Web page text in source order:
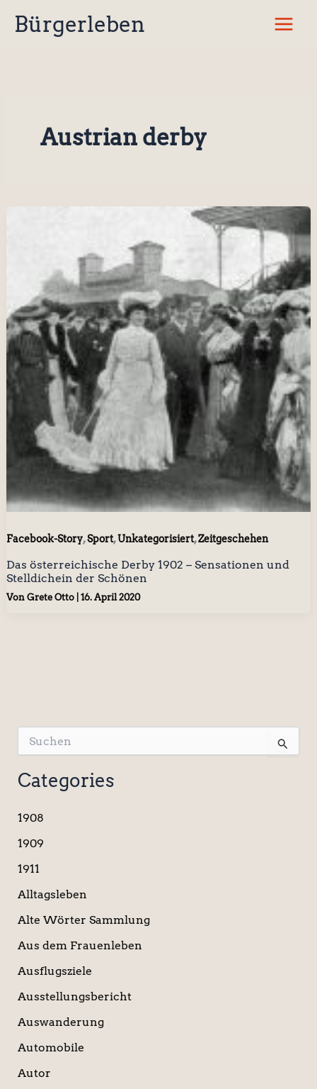
InhaltBürgerleben
Austrian derby
Facebook-Story,Sport,Unkategorisiert,Zeitgeschehen
Das österreichische Derby 1902 – Sensationen und
Stelldichein der Schönen
Von Grete Otto 16. April 2020
u
c
h
n
a
h
Categories
1908
1909
1911
Alltagsleben
Alte Wörter Sammlung
Aus dem Frauenleben
Ausflugsziele
Ausstellungsbericht
Auswanderung
Automobile
Autor